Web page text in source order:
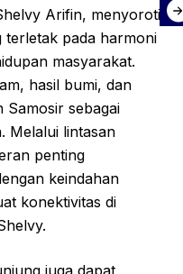
Arifin, menyoroti
terletak pada harmoni
masyarakat.
hasil bumi, dan
Samosir sebagai
Melalui lintasan
penting
keindahan
konektivitas di